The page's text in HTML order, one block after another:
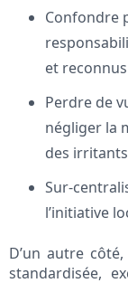
Confondre
et
Perdre de
négliger la
des
Sur-
l’initiative
D’un autre
standardisée,